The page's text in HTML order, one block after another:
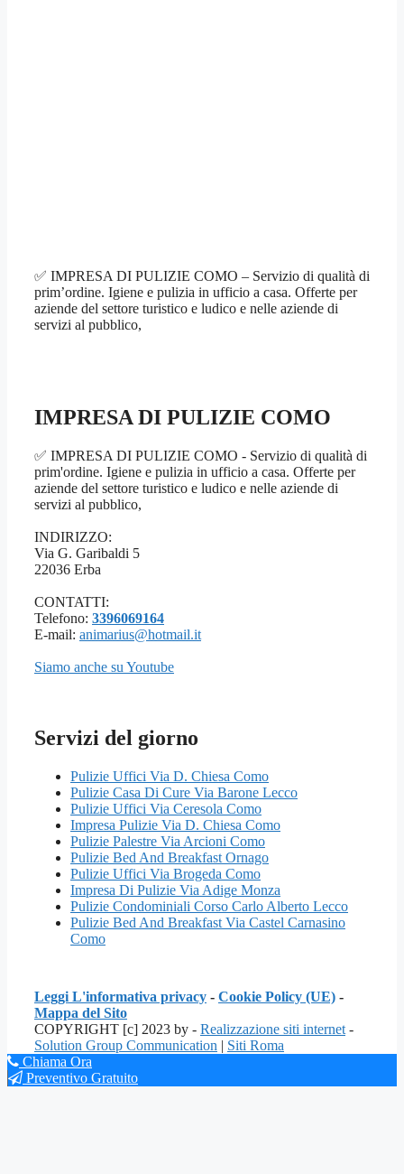
✅ IMPRESA DI PULIZIE COMO – Servizio di qualità di
prim’ordine. Igiene e pulizia in ufficio a casa. Offerte per
aziende del settore turistico e ludico e nelle aziende di
servizi al pubblico,
IMPRESA DI PULIZIE COMO
✅ IMPRESA DI PULIZIE COMO - Servizio di qualità di
prim'ordine. Igiene e pulizia in ufficio a casa. Offerte per
aziende del settore turistico e ludico e nelle aziende di
servizi al pubblico,
INDIRIZZO:
Via G. Garibaldi 5
22036 Erba
CONTATTI:
Telefono: 3396069164
E-mail: animarius@hotmail.it
Siamo anche su Youtube
Servizi del giorno
Pulizie Uffici Via D. Chiesa Como
Pulizie Casa Di Cure Via Barone Lecco
Pulizie Uffici Via Ceresola Como
Impresa Pulizie Via D. Chiesa Como
Pulizie Palestre Via Arcioni Como
Pulizie Bed And Breakfast Ornago
Pulizie Uffici Via Brogeda Como
Impresa Di Pulizie Via Adige Monza
Pulizie Condominiali Corso Carlo Alberto Lecco
Pulizie Bed And Breakfast Via Castel Carnasino
Como
Leggi L'informativa privacy - Cookie Policy (UE) -
Mappa del Sito
COPYRIGHT [c] 2023 by - Realizzazione siti internet -
Solution Group Communication | Siti Roma
Chiama Ora
Preventivo Gratuito